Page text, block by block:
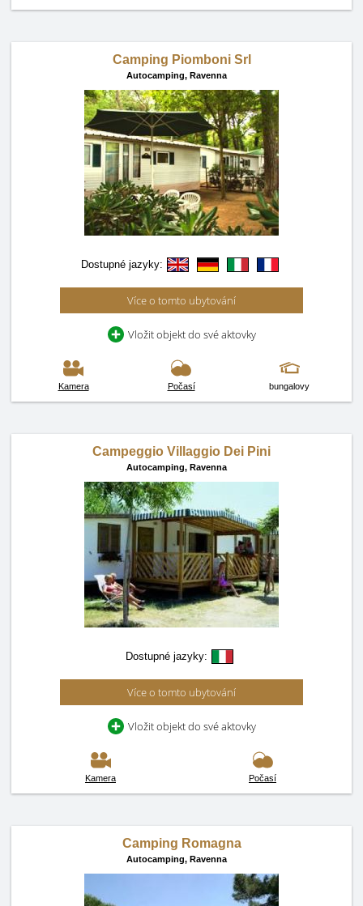
Camping Piomboni Srl
Autocamping, Ravenna
Dostupné jazyky:
Více o tomto ubytování
Vložit objekt do své aktovky
Kamera Počasí bungalovy
Campeggio Villaggio Dei Pini
Autocamping, Ravenna
Dostupné jazyky:
Více o tomto ubytování
Vložit objekt do své aktovky
Kamera Počasí
Camping Romagna
Autocamping, Ravenna